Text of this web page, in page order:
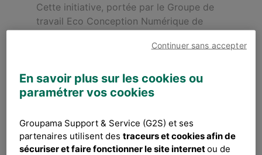
Cette initiative, portée par le Groupe de
travail Eco Conception Numérique de
masters, développeurs et experts
mentors et experts, ils se sont attelés
pendant 3 mois à éco-concevoir le
auto en le simplifiant et le rendant plus
efficient. Le tout, dans un objectif d’en
réduire l’impact environnemental.
En savoir plus sur les cookies ou
paramétrer vos cookies
Groupama Support & Service (G2S) et ses
partenaires utilisent destraceurs et cookies afin de
sécuriser et faire fonctionner le site internetou de
Continuer sans accepter